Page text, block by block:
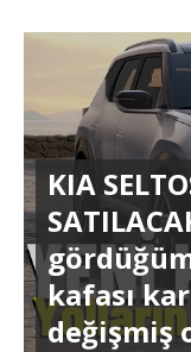
KIA
kafası
değişmiş